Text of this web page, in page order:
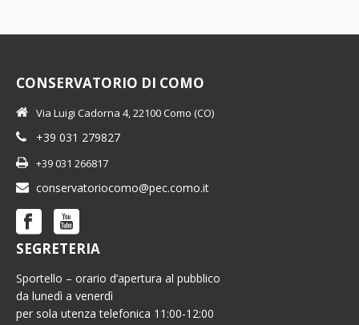
CONSERVATORIO DI COMO
Via Luigi Cadorna 4, 22100 Como (CO)
+39 031 279827
+39 031 266817
conservatoriocomo@pec.como.it
SEGRETERIA
Sportello – orario d’apertura al pubblico
da lunedì a venerdì
per sola utenza telefonica 11:00-12:00